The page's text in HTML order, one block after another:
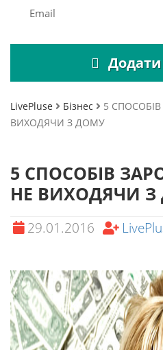
LivePluse Бізнес
5
ВИХОДЯЧИ З ДОМУ
5 СПОСОБІВ
НЕ ВИХОДЯЧИ
29.01.2016